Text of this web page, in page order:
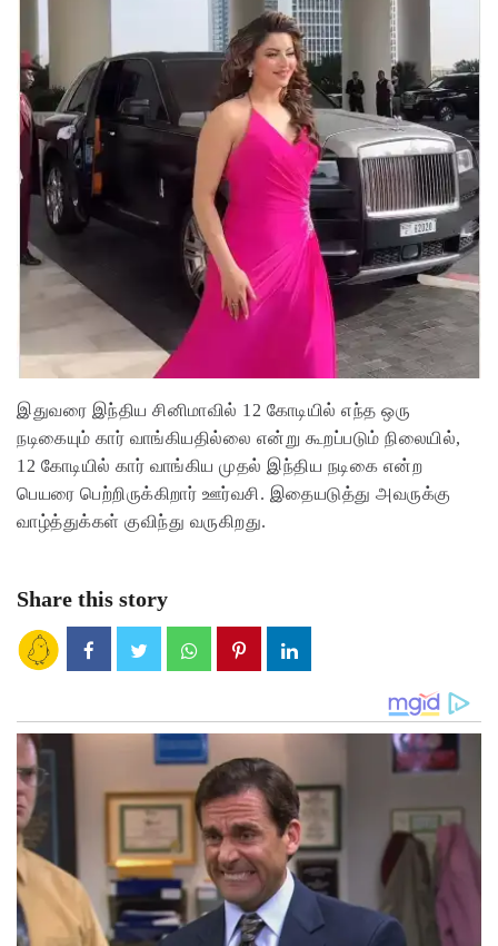
இதுவரை இந்திய சினிமாவில் 12 கோடியில் எந்த ஒரு
நடிகையும் கார் வாங்கியதில்லை என்று கூறப்படும் நிலையில்,
12 கோடியில் கார் வாங்கிய முதல் இந்திய நடிகை என்ற
பெயரை பெற்றிருக்கிறார் ஊர்வசி. இதையடுத்து அவருக்கு
வாழ்த்துக்கள் குவிந்து வருகிறது.
Share this story